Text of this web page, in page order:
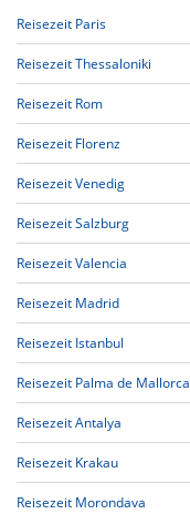
Reisezeit Paris
Reisezeit Thessaloniki
Reisezeit Rom
Reisezeit Florenz
Reisezeit Venedig
Reisezeit Salzburg
Reisezeit Valencia
Reisezeit Madrid
Reisezeit Istanbul
Reisezeit Palma de Mallorca
Reisezeit Antalya
Reisezeit Krakau
Reisezeit Morondava